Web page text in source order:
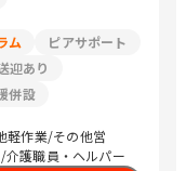
ム
ピアサポート
迎あり
併設
軽作業/その他営
護職員・ヘルパー